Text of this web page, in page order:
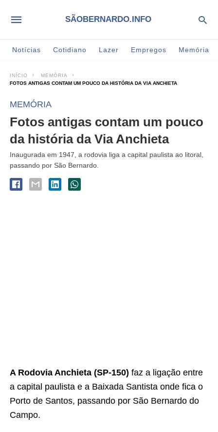
SÃOBERNARDO.INFO
Notícias Cotidiano Lazer Empregos Memória
INÍCIO
MEMÓRIA
FOTOS ANTIGAS CONTAM UM POUCO DA HISTÓRIA DA VIA ANCHIETA
MEMÓRIA
Fotos antigas contam um pouco
da história da Via Anchieta
Inaugurada em 1947, a rodovia liga a capital paulista ao litoral,
passando por São Bernardo.
A Rodovia Anchieta (SP-150) faz a ligação entre
a capital paulista e a Baixada Santista onde fica o
Porto de Santos, passando por São Bernardo do
Campo.